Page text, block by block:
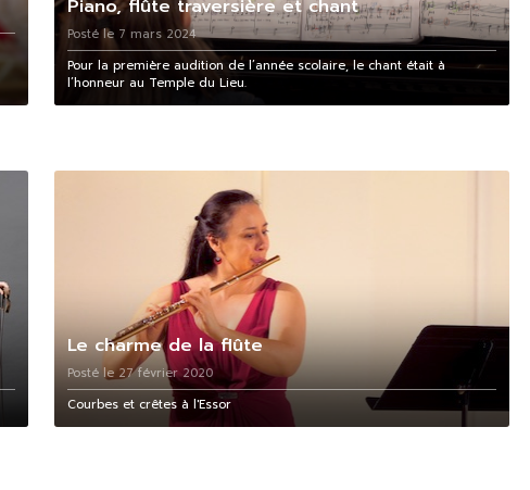
Piano, flûte traversière et chant
Posté le 7 mars 2024
Pour la première audition de l’année scolaire, le chant était à
l’honneur au Temple du Lieu.
Le charme de la flûte
Posté le 27 février 2020
Courbes et crêtes à l'Essor